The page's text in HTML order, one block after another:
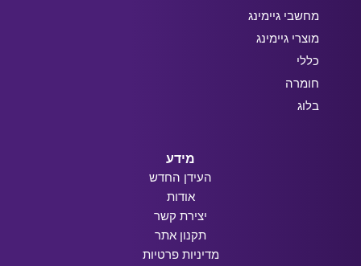
מחשבי גיימינג
מוצרי גיימינג
כללי
חומרה
בלוג
מידע
העידן החדש
אודות
יצירת קשר
תקנון אתר
מדיניות פרטיות